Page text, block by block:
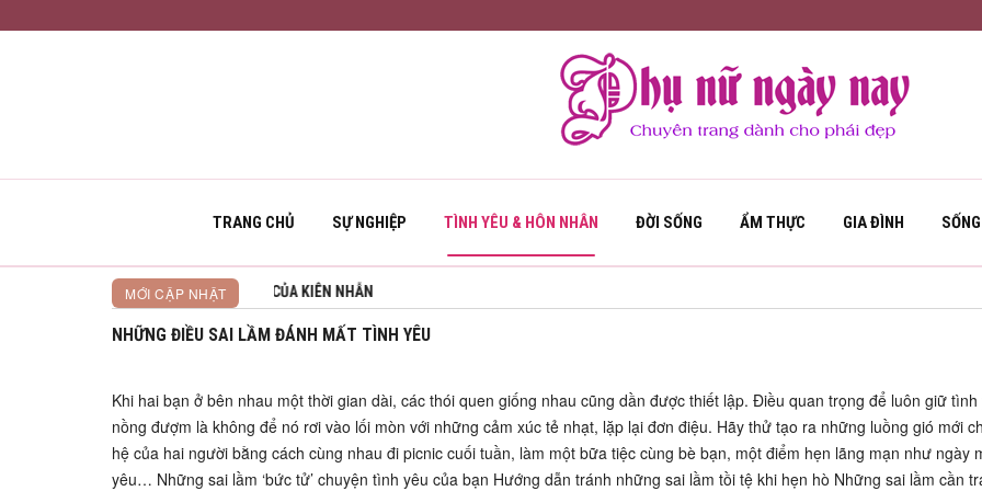
TRANG CHỦ SỰ NGHIỆP TÌNH YÊU & HÔN NHÂN ĐỜI SỐNG ẨM THỰC GIA ĐÌNH
MỚI CẬP NHẬT NGƯỜI CHIẾN THẮNG
NHỮNG ĐIỀU SAI LẦM ĐÁNH MẤT TÌNH YÊU
Khi hai bạn ở bên nhau một thời gian dài, các thói quen giống nhau cũng dần được thiết lập. Điều quan trọng để luôn giữ tình
nồng đượm là không để nó rơi vào lối mòn với những cảm xúc tẻ nhạt, lặp lại đơn điệu. Hãy thử tạo ra những luồng gió mới
hệ của hai người bằng cách cùng nhau đi picnic cuối tuần, làm một bữa tiệc cùng bè bạn, một điểm hẹn lãng mạn như ngày
yêu… Những sai lầm ‘bức tử’ chuyện tình yêu của bạn Hướng dẫn tránh những sai lầm tồi tệ khi hẹn hò Những sai lầm cần